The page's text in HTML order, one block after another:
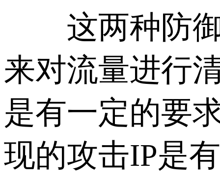
这两种防御
来对流量进行
是有一定的要
现的攻击IP是